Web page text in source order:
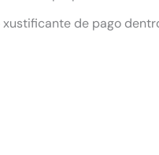
de pago